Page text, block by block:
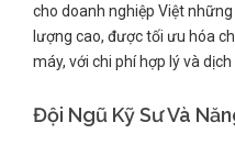
cho doanh nghiệp Việt
lượng cao, được tối ưu hóa
máy, với chi phí hợp lý và
Đội Ngũ Kỹ Sư Và